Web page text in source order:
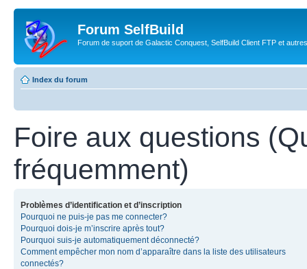
Forum SelfBuild
Forum de suport de Galactic Conquest, SelfBuild Client FTP et
Index du forum
Foire aux questions
fréquemment)
Problèmes d’identification et d’inscription
Pourquoi ne puis-je pas me connecter?
Pourquoi dois-je m’inscrire après tout?
Pourquoi suis-je automatiquement déconnecté?
Comment empêcher mon nom d’apparaître dans la liste des utilisateurs
connectés?